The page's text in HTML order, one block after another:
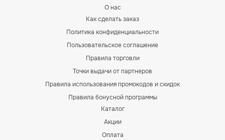
О нас
Как сделать заказ
Политика конфиденциальности
Пользовательское соглашение
Правила торговли
Точки выдачи от партнеров
Правила использования промокодов и скидок
Правила бонусной программы
Каталог
Акции
Оплата